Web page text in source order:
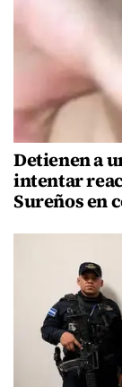
Detienen a
intentar
Sureños en